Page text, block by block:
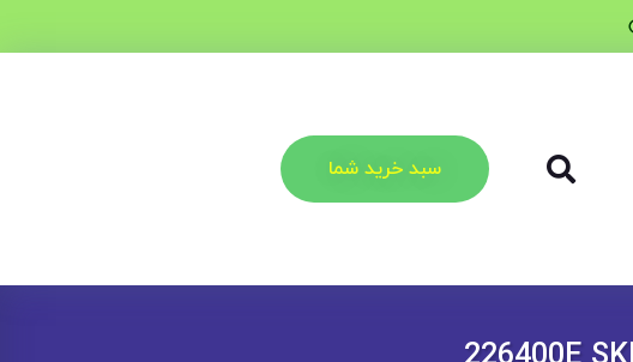
سبد خرید شما